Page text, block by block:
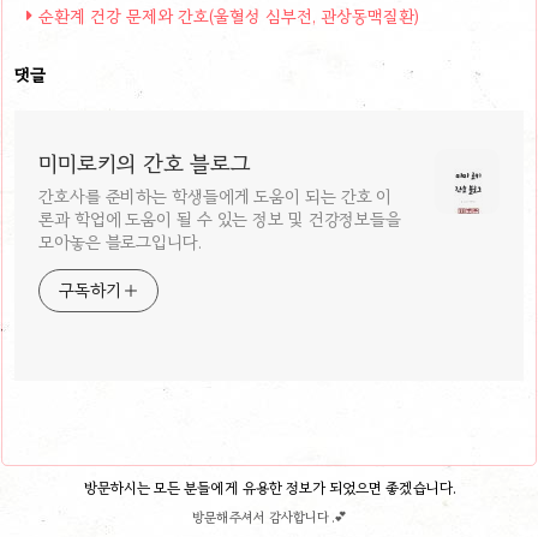
순환계 건강 문제와 간호(울혈성 심부전, 관상동맥질환)
댓글
미미로키의 간호 블로그
간호사를 준비하는 학생들에게 도움이 되는 간호 이
론과 학업에 도움이 될 수 있는 정보 및 건강정보들을
모아놓은 블로그입니다.
구독하기
방문하시는 모든 분들에게 유용한 정보가 되었으면 좋겠습니다.
방문해주셔서 감사합니다 .💕